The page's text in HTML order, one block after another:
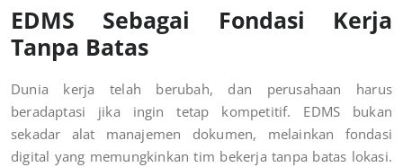
EDMS Sebagai Fondasi Kerja
Tanpa Batas
Dunia kerja telah berubah, dan perusahaan harus
beradaptasi jika ingin tetap kompetitif. EDMS bukan
sekadar alat manajemen dokumen, melainkan fondasi
digital yang memungkinkan tim bekerja tanpa batas lokasi.